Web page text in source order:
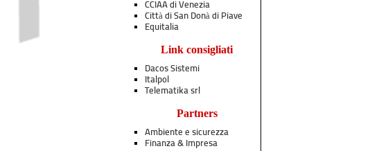
CCIAA di Venezia
Città di San Donà di Piave
Equitalia
Link consigliati
Dacos Sistemi
Italpol
Telematika srl
Partners
Ambiente e sicurezza
Finanza & Impresa